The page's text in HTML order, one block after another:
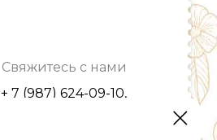
Свяжитесь с нами
+ 7 (987) 624-09-10,